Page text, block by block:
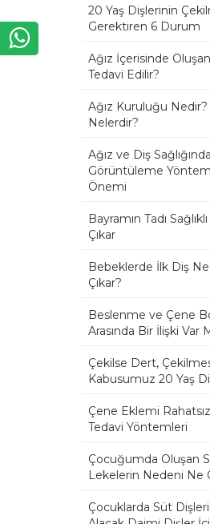
20 Yaş Dişlerinin
Gerektiren 6 Durum
Ağız İçerisinde
Tedavi Edilir?
Ağız Kuruluğu
Nelerdir?
Ağız ve Diş Sağlığında
Görüntüleme
Önemi
Bayramın Tadı
Çıkar
Bebeklerde İlk Diş
Çıkar?
Beslenme ve Çene
Arasında Bir İlişki Var
Çekilse Dert,
Kabusumuz 20 Yaş
Çene Eklemi
Tedavi Yöntemleri
Çocuğumda Oluşan
Lekelerin Nedeni Ne
Çocuklarda Süt